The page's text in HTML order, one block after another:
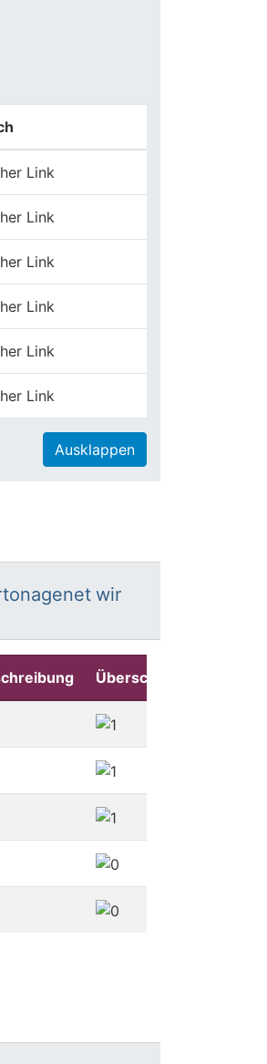
Link
Link
Link
Link
Link
Link
Ausklappen
wir
Überschriften